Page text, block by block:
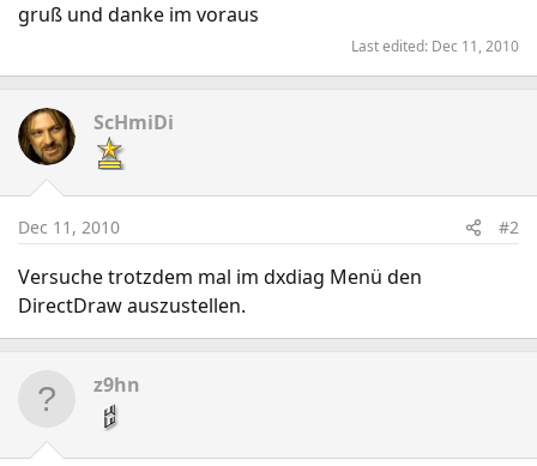
gruß und danke im voraus
Last edited: Dec 11, 2010
ScHmiDi
Dec 11, 2010 #2
Versuche trotzdem mal im dxdiag Menü den
DirectDraw auszustellen.
z9hn